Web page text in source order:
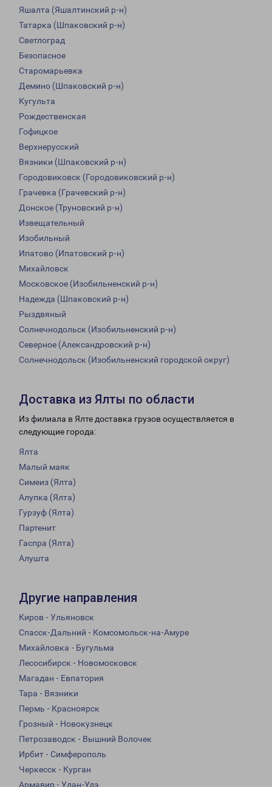
Яшалта (Яшалтинский р-н)
Татарка (Шпаковский р-н)
Светлоград
Безопасное
Старомарьевка
Демино (Шпаковский р-н)
Кугульта
Рождественская
Гофицкое
Верхнерусский
Вязники (Шпаковский р-н)
Городовиковск (Городовиковский р-н)
Грачевка (Грачевский р-н)
Донское (Труновский р-н)
Извещательный
Изобильный
Ипатово (Ипатовский р-н)
Михайловск
Московское (Изобильненский р-н)
Надежда (Шпаковский р-н)
Рыздвяный
Солнечнодольск (Изобильненский р-н)
Северное (Александровский р-н)
Солнечнодольск (Изобильненский городской округ)
Доставка из Ялты по области
Из филиала в Ялте доставка грузов осуществляется в
следующие города:
Ялта
Малый маяк
Симеиз (Ялта)
Алупка (Ялта)
Гурзуф (Ялта)
Партенит
Гаспра (Ялта)
Алушта
Другие направления
Киров - Ульяновск
Спасск-Дальний - Комсомольск-на-Амуре
Михайловка - Бугульма
Лесосибирск - Новомосковск
Магадан - Евпатория
Тара - Вязники
Пермь - Красноярск
Грозный - Новокузнецк
Петрозаводск - Вышний Волочек
Ирбит - Симферополь
Черкесск - Курган
Армавир - Улан-Удэ